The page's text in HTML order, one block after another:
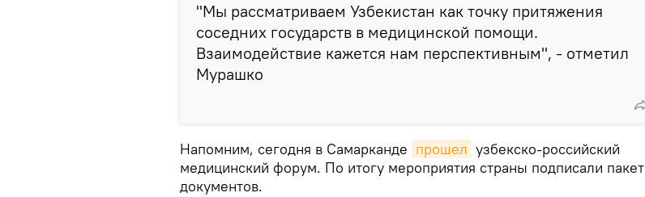
"Мы рассматриваем Узбекистан как точку притяжения
соседних государств в медицинской помощи.
Взаимодействие кажется нам перспективным", - отметил
Мурашко
Напомним, сегодня в Самарканде прошел узбекско-российский
медицинский форум. По итогу мероприятия страны подписали пакет
документов.